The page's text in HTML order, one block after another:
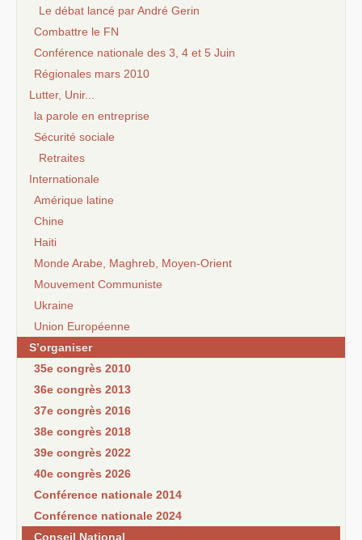
Le débat lancé par André Gerin
Combattre le FN
Conférence nationale des 3, 4 et 5 Juin
Régionales mars 2010
Lutter, Unir...
la parole en entreprise
Sécurité sociale
Retraites
Internationale
Amérique latine
Chine
Haiti
Monde Arabe, Maghreb, Moyen-Orient
Mouvement Communiste
Ukraine
Union Européenne
S’organiser
35e congrès 2010
36e congrès 2013
37e congrès 2016
38e congrès 2018
39e congrès 2022
40e congrès 2026
Conférence nationale 2014
Conférence nationale 2024
Conseil National